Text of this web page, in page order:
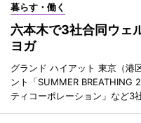
暮らす・働く
六本木で3社合同ウ
ヨガ
グランド ハイアット 東京（港
ント「SUMMER BREATHING
ティコーポレーション」など3